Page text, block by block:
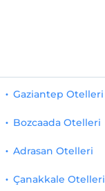
Gaziantep Otelleri
Bozcaada Otelleri
Adrasan Otelleri
Çanakkale Otelleri